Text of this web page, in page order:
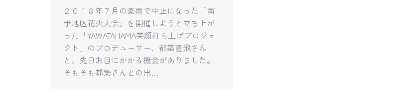
２０１８年７月の豪雨で中止になった「南
予地区花火大会」を開催しようと立ち上が
った「YAWATAHAMA笑顔打ち上げプロジェ
クト」のプロデューサー、都築直飛さん
と、先日お目にかかる機会がありました。
そもそも都築さんとの出…